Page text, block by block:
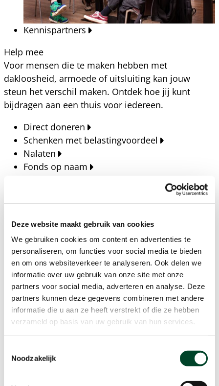
Deze website maakt gebruik van cookies
We gebruiken cookies om content en advertenties te
personaliseren, om functies voor social media te bieden
en om ons websiteverkeer te analyseren. Ook delen we
informatie over uw gebruik van onze site met onze
partners voor social media, adverteren en analyse. Deze
partners kunnen deze gegevens combineren met andere
informatie die u aan ze heeft verstrekt of die ze hebben
verzameld op basis van uw gebruik van hun services.
Noodzakelijk
Kennispartners
Help mee
Voor mensen die te maken hebben met
dakloosheid, armoede of uitsluiting kan jouw
steun het verschil maken. Ontdek hoe jij kunt
bijdragen aan een thuis voor iedereen.
Direct doneren
Schenken met belastingvoordeel
Nalaten
Fonds op naam
Blijf op de hoogte van het laatste nieuws, verhalen,
publicaties en ontwikkelingen rondom Kansfonds
en onze missie.
Nieuwsberichten
Nieuws
Verhalen
Beeldbanken
Foto's bestaanszekerheid
Agenda